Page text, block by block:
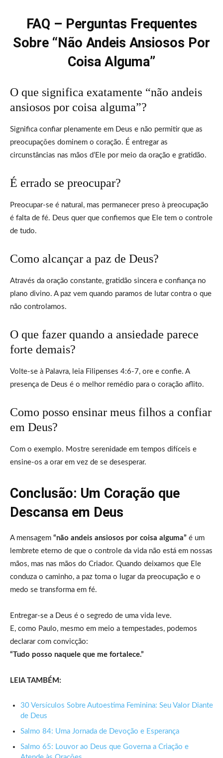
FAQ – Perguntas Frequentes
Sobre “Não Andeis Ansiosos Por
Coisa Alguma”
O que significa exatamente “não andeis
ansiosos por coisa alguma”?
Significa confiar plenamente em Deus e não permitir que as
preocupações dominem o coração. É entregar as
circunstâncias nas mãos d’Ele por meio da oração e gratidão.
É errado se preocupar?
Preocupar-se é natural, mas permanecer preso à preocupação
é falta de fé. Deus quer que confiemos que Ele tem o controle
de tudo.
Como alcançar a paz de Deus?
Através da oração constante, gratidão sincera e confiança no
plano divino. A paz vem quando paramos de lutar contra o que
não controlamos.
O que fazer quando a ansiedade parece
forte demais?
Volte-se à Palavra, leia Filipenses 4:6-7, ore e confie. A
presença de Deus é o melhor remédio para o coração aflito.
Como posso ensinar meus filhos a confiar
em Deus?
Com o exemplo. Mostre serenidade em tempos difíceis e
ensine-os a orar em vez de se desesperar.
Conclusão: Um Coração que
Descansa em Deus
A mensagem “não andeis ansiosos por coisa alguma” é um
lembrete eterno de que o controle da vida não está em nossas
mãos, mas nas mãos do Criador. Quando deixamos que Ele
conduza o caminho, a paz toma o lugar da preocupação e o
medo se transforma em fé.
Entregar-se a Deus é o segredo de uma vida leve.
E, como Paulo, mesmo em meio a tempestades, podemos
declarar com convicção:
“Tudo posso naquele que me fortalece.”
LEIA TAMBÉM:
30 Versículos Sobre Autoestima Feminina: Seu Valor Diante
de Deus
Salmo 84: Uma Jornada de Devoção e Esperança
Salmo 65: Louvor ao Deus que Governa a Criação e